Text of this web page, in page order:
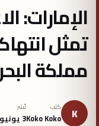
الإمارات:
تمثل
مملكة
K كتب
Koko Koko
نُشر
3 يونيو 2026 - 12:28 م